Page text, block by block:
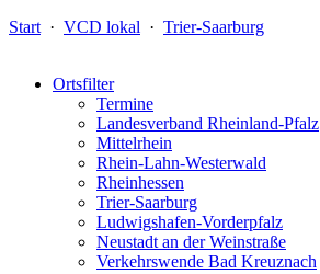
Start · VCD lokal · Trier-Saarburg
Ortsfilter
Termine
Landesverband Rheinland-Pfalz
Mittelrhein
Rhein-Lahn-Westerwald
Rheinhessen
Trier-Saarburg
Ludwigshafen-Vorderpfalz
Neustadt an der Weinstraße
Verkehrswende Bad Kreuznach